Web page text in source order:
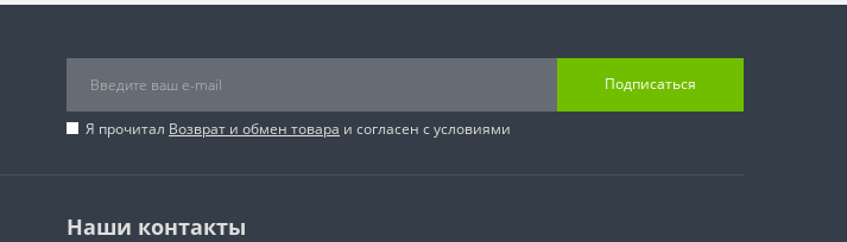
Подписаться
Я прочитал Возврат и обмен товара и согласен с условиями
Наши контакты